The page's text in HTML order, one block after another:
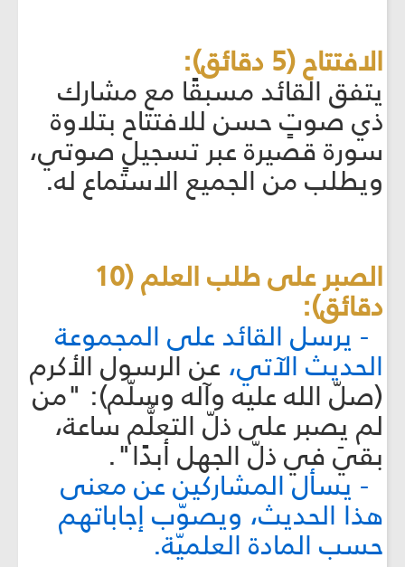
الافتتاح (5 دقائق):
يتفق القائد مسبقًا مع مشارك
ذي صوتٍ حسن للافتتاح بتلاوة
سورة قصيرة عبر تسجيلٍ صوتي،
ويطلب من الجميع الاستماع له.
الصبر على طلب العلم (10
دقائق):
- يرسل القائد على المجموعة
الحديث الآتي، عن الرسول الأكرم
(صلّ الله عليه وآله وسلّم): "من
لم يصبر على ذلّ التعلُّم ساعة،
بقيَ في ذلّ الجهل أبدًا".
- يسأل المشاركين عن معنى
هذا الحديث، ويصوّب إجاباتهم
حسب المادة العلميّة.